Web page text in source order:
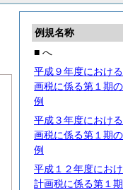
例規名称
■ へ
平成９年度におけ
画税に係る第１期
例
平成３年度におけ
画税に係る第１期
例
平成１２年度にお
計画税に係る第１